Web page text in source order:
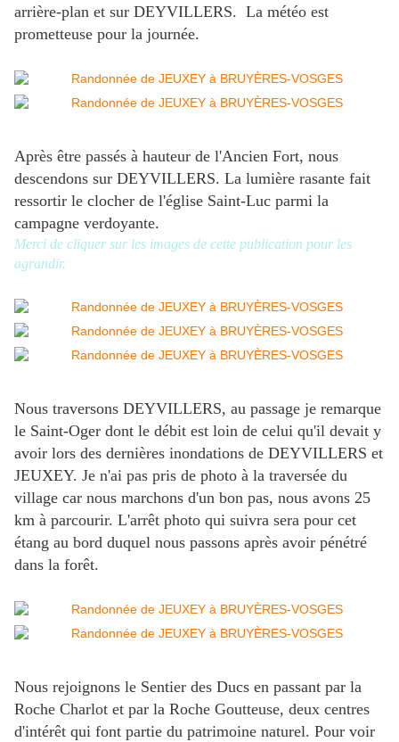
arrière-plan et sur DEYVILLERS. La météo est
prometteuse pour la journée.
Après être passés à hauteur de l'Ancien Fort, nous
descendons sur DEYVILLERS. La lumière rasante fait
ressortir le clocher de l'église Saint-Luc parmi la
campagne verdoyante.
Merci de cliquer sur les images de cette publication pour les
agrandir.
Nous traversons DEYVILLERS, au passage je remarque
le Saint-Oger dont le débit est loin de celui qu'il devait y
avoir lors des dernières inondations de DEYVILLERS et
JEUXEY. Je n'ai pas pris de photo à la traversée du
village car nous marchons d'un bon pas, nous avons 25
km à parcourir. L'arrêt photo qui suivra sera pour cet
étang au bord duquel nous passons après avoir pénétré
dans la forêt.
Nous rejoignons le Sentier des Ducs en passant par la
Roche Charlot et par la Roche Goutteuse, deux centres
d'intérêt qui font partie du patrimoine naturel. Pour voir